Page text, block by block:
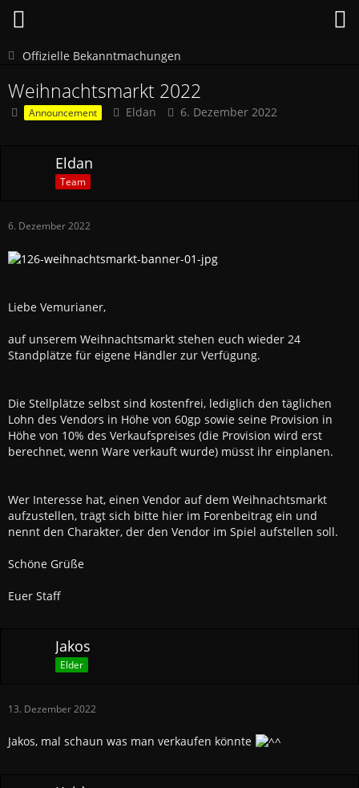
Offizielle Bekanntmachungen
Weihnachtsmarkt 2022
Announcement Eldan 6. Dezember 2022
Eldan
Team
6. Dezember 2022
Liebe Vemurianer,
auf unserem Weihnachtsmarkt stehen euch wieder 24
Standplätze für eigene Händler zur Verfügung.
Die Stellplätze selbst sind kostenfrei, lediglich den täglichen
Lohn des Vendors in Höhe von 60gp sowie seine Provision in
Höhe von 10% des Verkaufspreises (die Provision wird erst
berechnet, wenn Ware verkauft wurde) müsst ihr einplanen.
Wer Interesse hat, einen Vendor auf dem Weihnachtsmarkt
aufzustellen, trägt sich bitte hier im Forenbeitrag ein und
nennt den Charakter, der den Vendor im Spiel aufstellen soll.
Schöne Grüße
Euer Staff
Jakos
Elder
13. Dezember 2022
Jakos, mal schaun was man verkaufen könnte